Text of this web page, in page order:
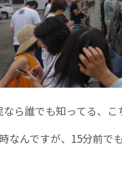
なら誰でも知ってる、こ
なんですが、15分前で